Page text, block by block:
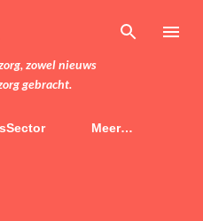
hoofdcontent
zowel nieuws
gebracht.
Meer…